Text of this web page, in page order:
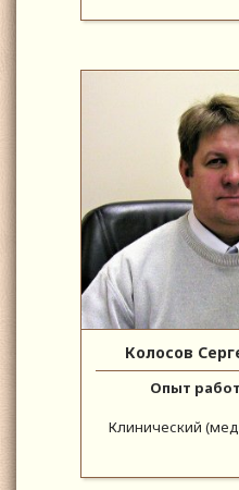
Колосов
Опыт
Клинический